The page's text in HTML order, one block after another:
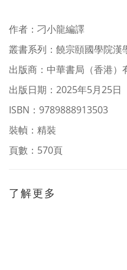
作者 ： 刁小龍編譯
叢書系列： 饒宗頤國學院漢
出版商：中華書局（香港）
出版日期：2025年5月25日
ISBN：9789888913503
裝幀：精裝
頁數：570頁
了解更多